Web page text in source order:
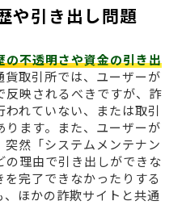
や引き出し問題
の不透明さや資金の引き出
貨取引所では、ユーザーが
映されるべきですが、詐
れていない、または取引
ます。また、ユーザーが
然「システムメンテナン
の理由で引き出しができな
完了できなかったりする
ほかの詐欺サイトと共通